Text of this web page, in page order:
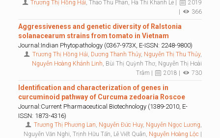
Trương Thị Hồng Hải, Thao Thu Phan, Ha Thi Khanh Le |
2019
366
Aggressiveness and genetic diversity of Ralstonia
solanacearum strains from tomato in Vietnam
Journal:Indian Phytopathology (0367-973X, E-ISSN: 2248-9800)
Trương Thị Hồng Hải, Dương Thanh Thủy, Nguyễn Thị Thu Thủy,
Nguyễn Hoàng Khánh Linh, Bùi Thị Quỳnh Thơ, Nguyễn Thị Hoài
Trâm |
2018 | 730
Identification and characterization of genes in
curcuminoid pathway of Curcuma zedoaria Roscoe
Journal:Current Pharmaceutical Biotechnology (1389-2010, E-
ISSN: 1873-4316)
Trương Thị Phương Lan, Nguyễn Đức Huy, Nguyễn Ngọc Lương,
Nguyễn Văn Nghi, Trịnh Hữu Tấn, Lê Viết Quân, Nguyễn Hoàng Lộc